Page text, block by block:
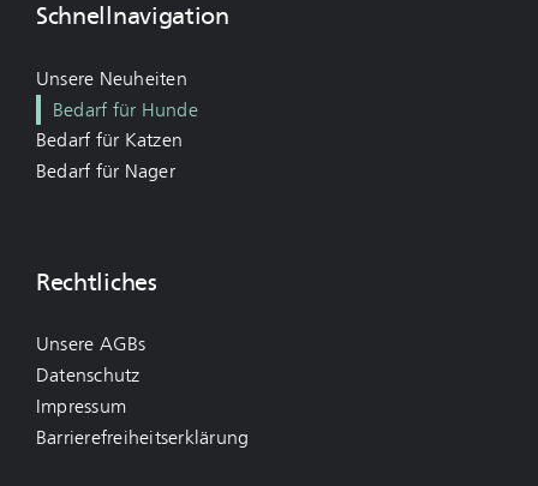
Schnellnavigation
Unsere Neuheiten
Bedarf für Hunde
Bedarf für Katzen
Bedarf für Nager
Rechtliches
Unsere AGBs
Datenschutz
Impressum
Barrierefreiheitserklärung